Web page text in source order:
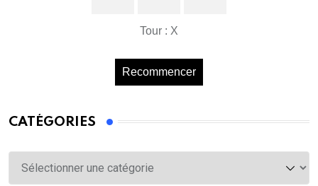
Tour : X
Recommencer
CATÉGORIES